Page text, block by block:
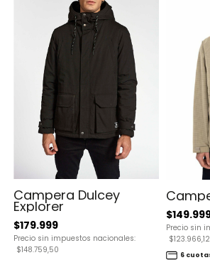
Campera Dulcey
Explorer
$179.999
Precio sin impuestos nacionales:
$148.759,50
Precio sin
$123.966,12
6